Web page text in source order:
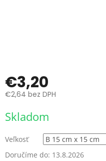
€3,20
€2,64 bez DPH
cena:
Skladom
Veľkosť
Doručíme do: 13.8.2026